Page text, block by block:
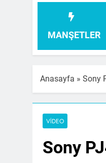
MANŞETLER
Kartı I Voltaj
Anasayfa » Sony
VIDEO
Sony